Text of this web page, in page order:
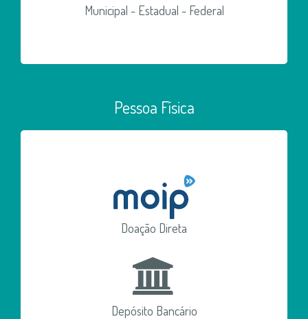
Municipal - Estadual - Federal
Pessoa Física
Doação Direta
Depósito Bancário